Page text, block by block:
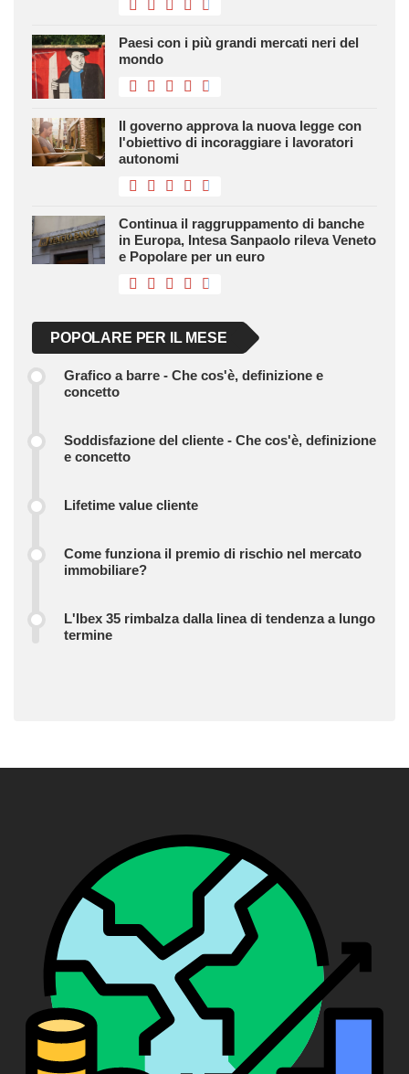
Paesi con i più grandi mercati neri del
mondo
Il governo approva la nuova legge con
l'obiettivo di incoraggiare i lavoratori
autonomi
Continua il raggruppamento di banche
in Europa, Intesa Sanpaolo rileva Veneto
e Popolare per un euro
POPOLARE PER IL MESE
Grafico a barre - Che cos'è, definizione e
concetto
Soddisfazione del cliente - Che cos'è, definizione
e concetto
Lifetime value cliente
Come funziona il premio di rischio nel mercato
immobiliare?
L'Ibex 35 rimbalza dalla linea di tendenza a lungo
termine